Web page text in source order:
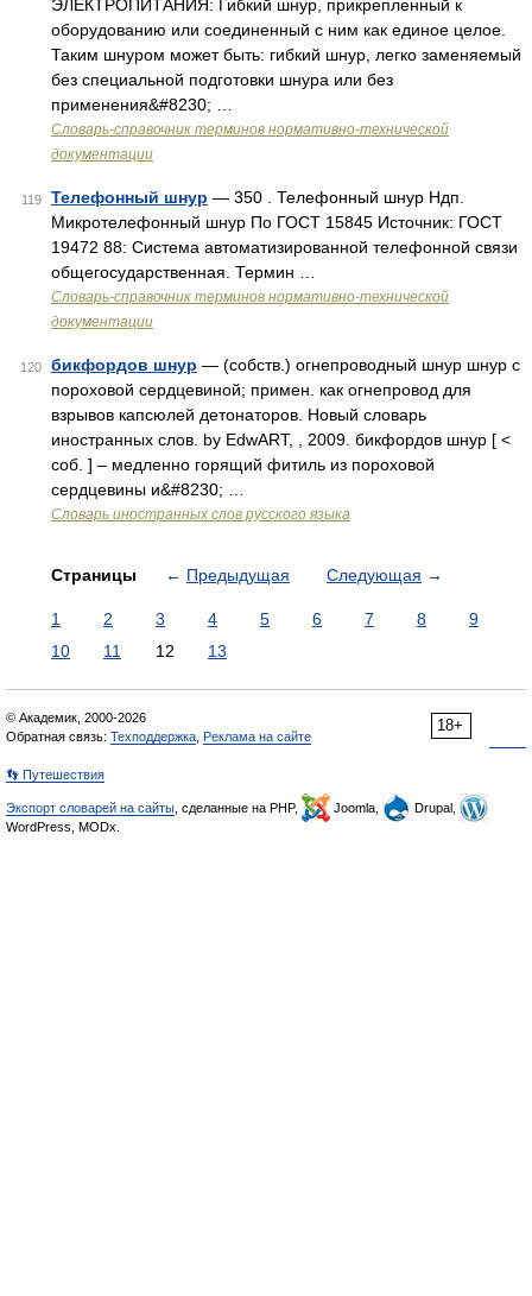
ЭЛЕКТРОПИТАНИЯ: Гибкий шнур, прикрепленный к
оборудованию или соединенный с ним как единое целое.
Таким шнуром может быть: гибкий шнур, легко заменяемый
без специальной подготовки шнура или без
применения&#8230; …
Словарь-справочник терминов нормативно-технической
документации
119 Телефонный шнур — 350 . Телефонный шнур Ндп.
Микротелефонный шнур По ГОСТ 15845 Источник: ГОСТ
19472 88: Система автоматизированной телефонной связи
общегосударственная. Термин …
Словарь-справочник терминов нормативно-технической
документации
120 бикфордов шнур — (собств.) огнепроводный шнур шнур с
пороховой сердцевиной; примен. как огнепровод для
взрывов капсюлей детонаторов. Новый словарь
иностранных слов. by EdwART, , 2009. бикфордов шнур [ <
соб. ] – медленно горящий фитиль из пороховой
сердцевины и&#8230; …
Словарь иностранных слов русского языка
Страницы ← Предыдущая Следующая →
1 2 3 4 5 6 7 8
9
10
11 12 13
18+
© Академик, 2000-2026
Обратная связь: Техподдержка Реклама на сайте
👣 Путешествия
Экспорт словарей на сайты , сделанные на PHP, Joomla,
Drupal,
WordPress, MODx.